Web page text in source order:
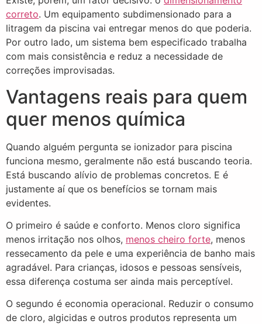
correto. Um equipamento subdimensionado para a
litragem da piscina vai entregar menos do que poderia.
Por outro lado, um sistema bem especificado trabalha
com mais consistência e reduz a necessidade de
correções improvisadas.
Vantagens reais para quem
quer menos química
Quando alguém pergunta se ionizador para piscina
funciona mesmo, geralmente não está buscando teoria.
Está buscando alívio de problemas concretos. E é
justamente aí que os benefícios se tornam mais
evidentes.
O primeiro é saúde e conforto. Menos cloro significa
menos irritação nos olhos, menos cheiro forte, menos
ressecamento da pele e uma experiência de banho mais
agradável. Para crianças, idosos e pessoas sensíveis,
essa diferença costuma ser ainda mais perceptível.
O segundo é economia operacional. Reduzir o consumo
de cloro, algicidas e outros produtos representa um